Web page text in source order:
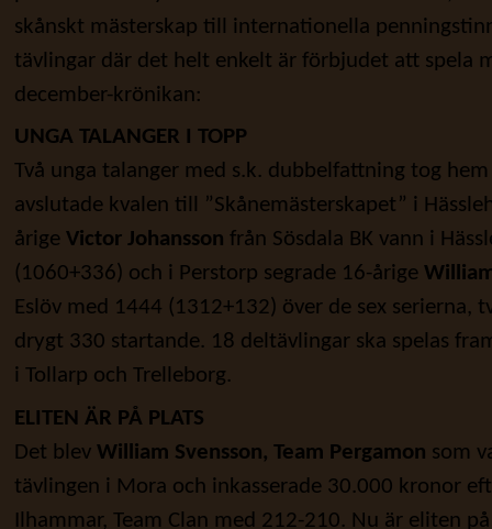
skånskt mästerskap till internationella
tävlingar där det helt enkelt är förbjudet att spela
december-krönikan:
UNGA TALANGER I TOPP
Två unga talanger med s.k. dubbelfattning tog
avslutade kvalen till ”Skånemästerskapet” i
årige Victor Johansson från Sösdala BK vann i
(1060+336) och i Perstorp segrade 16-årige
Eslöv med 1444 (1312+132) över de sex serierna,
drygt 330 startande. 18 deltävlingar ska spelas
i Tollarp och Trelleborg.
ELITEN ÄR PÅ PLATS
Det blev William Svensson, Team Pergamon som
tävlingen i Mora och inkasserade 30.000 kronor
Ilhammar, Team Clan med 212-210. Nu är eliten